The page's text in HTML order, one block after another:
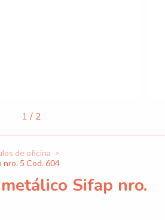
1 / 2
de oficina >
nro. 5 Cod. 604
Sifap nro.